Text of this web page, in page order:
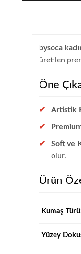
bysoca
üretilen
Öne
Artistik
Soft ve
olur.
Ürün
Kumaş Türü:
Yüzey